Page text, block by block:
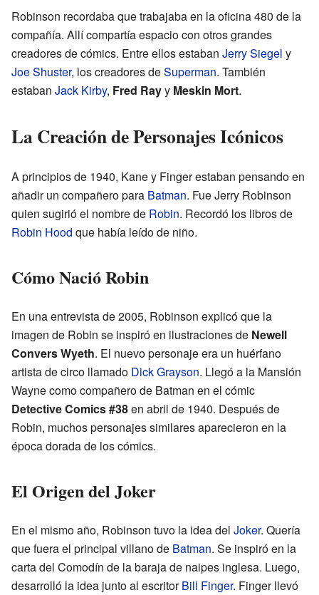
Robinson recordaba que trabajaba en la oficina 480 de la
compañía. Allí compartía espacio con otros grandes
creadores de cómics. Entre ellos estaban Jerry Siegel y
Joe Shuster, los creadores deSuperman. También
estaban Jack Kirby, Fred Rayy Meskin Mort.
La Creación de Personajes Icónicos
A principios de 1940, Kane y Finger estaban pensando en
añadir un compañero para Batman. Fue Jerry Robinson
quien sugirió el nombre de Robin. Recordó los libros de
Robin Hood que había leído de niño.
Cómo Nació Robin
En una entrevista de 2005, Robinson explicó que la
imagen de Robin se inspiró en ilustraciones de Newell
Convers Wyeth. El nuevo personaje era un huérfano
artista de circo llamado Dick Grayson. Llegó a la Mansión
Wayne como compañero de Batman en el cómic
Detective Comics #38en abril de 1940. Después de
Robin, muchos personajes similares aparecieron en la
época dorada de los cómics.
El Origen del Joker
En el mismo año, Robinson tuvo la idea del Joker. Quería
que fuera el principal villano de Batman. Se inspiró en la
carta del Comodín de la baraja de naipes inglesa. Luego,
desarrolló la idea junto al escritorBill Finger. Finger llevó